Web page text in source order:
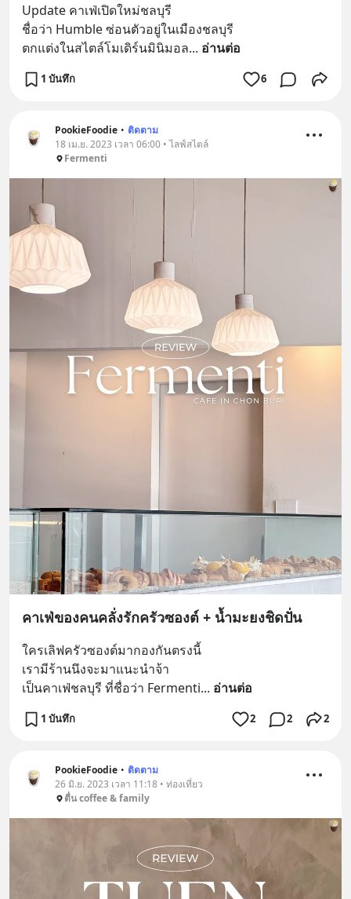
Update คาเฟ่เปิดใหม่ชลบุรี
ชื่อว่า Humble ซ่อนตัวอยู่ในเมืองชลบุรี
ตกแต่งในสไตล์โมเดิร์นมินิมอล... อ่านต่อ
1 บันทึก 6
PookieFoodie • ติดตาม
18 เม.ย. 2023 เวลา 06:00 • ไลฟ์สไตล์
Fermenti
คาเฟ่ของคนคลั่งรักครัวซองต์ + น้ำมะยงชิดปั่น
ใครเลิฟครัวซองต์มากองกันตรงนี้
เรามีร้านนึงจะมาแนะนำจ้า
เป็นคาเฟ่ชลบุรี ที่ชื่อว่า Fermenti... อ่านต่อ
1 บันทึก 2 2 2
PookieFoodie • ติดตาม
26 มิ.ย. 2023 เวลา 11:18 • ท่องเที่ยว
ตื่น coffee & family